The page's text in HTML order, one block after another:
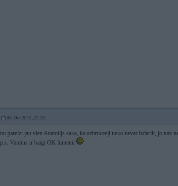
08. Oct 2010, 22:20
nu pareizi jau vien Anatolijs saka, ka uzbruceeji neko nevar izdariit, jo nav
p.s. Vanjins ir baigi OK liimenii